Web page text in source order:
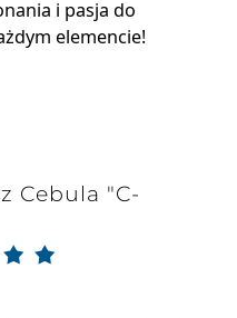
i pasja do
elemencie!
Cebula "C-